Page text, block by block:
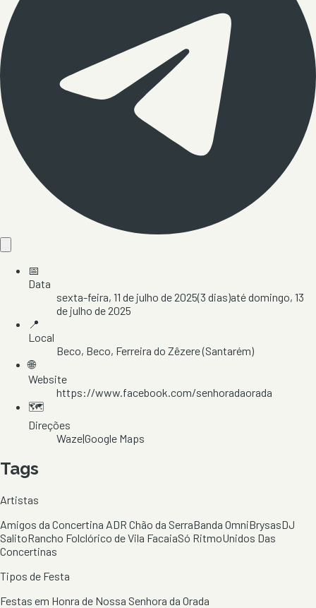
📅
Data
sexta-feira, 11 de julho de 2025(3 dias)atédomingo, 13
de julho de 2025
📍
Local
Beco, Beco, Ferreira do Zêzere(Santarém)
🌐
Website
https://www.facebook.com/senhoradaorada
🗺️
Direções
Waze|Google Maps
Tags
Artistas
Amigos da Concertina ADR Chão da SerraBanda OmniBrysasDJ
SalitoRancho Folclórico de Vila FacaiaSó RitmoUnidos Das
Concertinas
Tipos de Festa
Festas em Honra de Nossa Senhora da Orada